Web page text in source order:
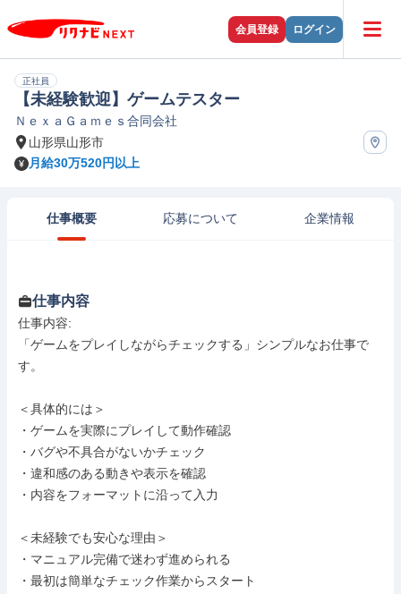
会員登録 ログイン
正社員
【未経験歓迎】ゲームテスター
ＮｅｘａＧａｍｅｓ合同会社
山形県山形市
月給30万520円以上
仕事概要 応募について 企業情報
仕事内容
仕事内容:
「ゲームをプレイしながらチェックする」シンプルなお仕事で
す。
＜具体的には＞
・ゲームを実際にプレイして動作確認
・バグや不具合がないかチェック
・違和感のある動きや表示を確認
・内容をフォーマットに沿って入力
＜未経験でも安心な理由＞
・マニュアル完備で迷わず進められる
・最初は簡単なチェック作業からスタート